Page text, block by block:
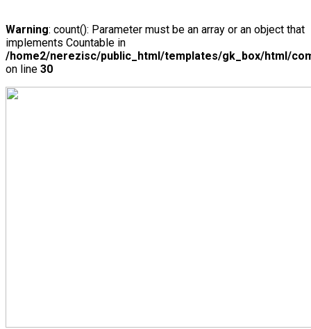
Warning: count(): Parameter must be an array or an object that
implements Countable in
/home2/nerezisc/public_html/templates/gk_box/html/
on line 30